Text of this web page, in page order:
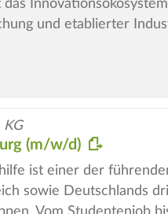
das
und etablierter
KG
(m/w/d)
ist einer der
sowie Deutschlands
Vom Studentenjob